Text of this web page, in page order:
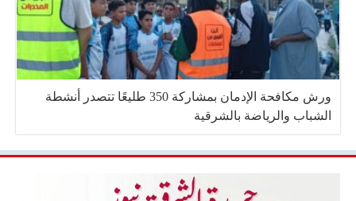
ورش مكافحة الإدمان بمشاركة 350 طليعًا تتصدر أنشطة
الشباب والرياضة بالشرقية